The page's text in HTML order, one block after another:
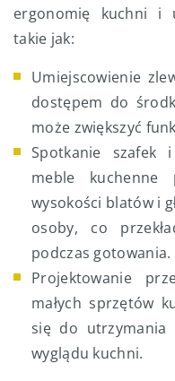
ergonomię kuchni i
takie jak:
Umiejscowienie
dostępem do
może zwiększyć
Spotkanie szafek
meble kuchenne
wysokości blatów i
osoby, co
podczas gotowania.
Projektowanie
małych sprzętów
się do utrzymania
wyglądu kuchni.